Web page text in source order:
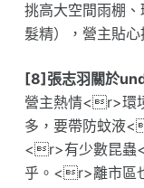
挑高大空間雨棚
髮精），營主貼
[8]張志羽關於
營主熱情<r>環
多，要帶防蚊液
<r>有少數昆蟲
乎。<r>離市區